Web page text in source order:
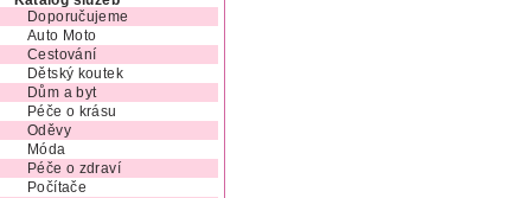
Doporučujeme
Auto Moto
Cestování
Dětský koutek
Dům a byt
Péče o krásu
Oděvy
Móda
Péče o zdraví
Počítače